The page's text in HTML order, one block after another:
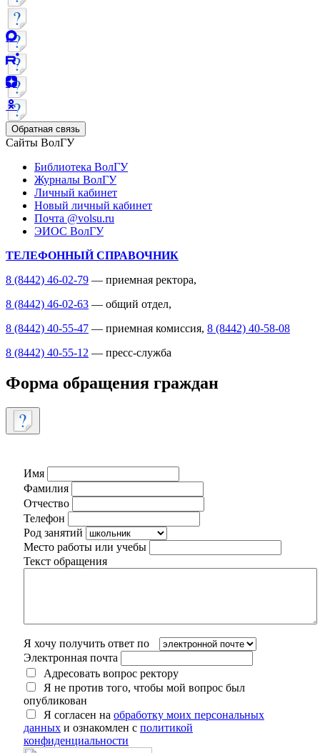
Обратная связь
Сайты ВолГУ
Библиотека ВолГУ
Журналы ВолГУ
Личный кабинет
Новый личный кабинет
Почта @volsu.ru
ЭИОС ВолГУ
ТЕЛЕФОННЫЙ СПРАВОЧНИК
8 (8442) 46-02-79 — приемная ректора,
8 (8442) 46-02-63 — общий отдел,
8 (8442) 40-55-47 — приемная комиссия, 8 (8442) 40-58-08
8 (8442) 40-55-12 — пресс-служба
Форма обращения граждан
Имя
Фамилия
Отчество
Телефон
Род занятий
Место работы или учебы
Текст обращения
Я хочу получить ответ по
Электронная почта
Адресовать вопрос ректору
Я не против того, чтобы мой вопрос был
опубликован
Я согласен на обработку моих персональных
данных и ознакомлен с политикой
конфиденциальности